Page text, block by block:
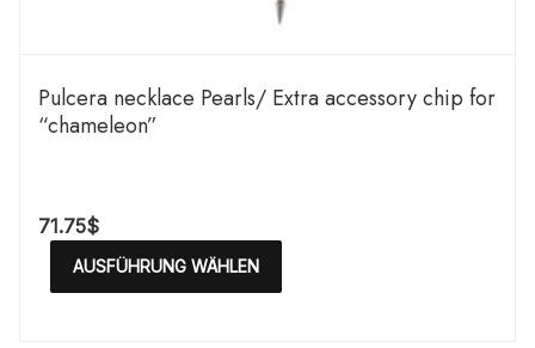
Pulcera necklace Pearls/ Extra accessory chip for
“chameleon”
71.75$
AUSFÜHRUNG WÄHLEN